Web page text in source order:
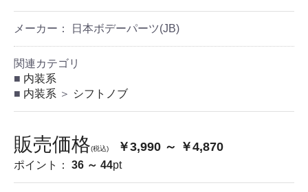
メーカー： 日本ボデーパーツ(JB)
関連カテゴリ
内装系
内装系 ＞ シフトノブ
販売価格(税込) ￥3,990 ～ ￥4,870
ポイント： 36 ～ 44pt